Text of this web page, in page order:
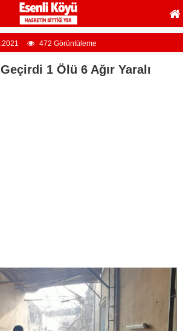
472 Görüntüleme
1 Ölü 6 Ağır Yaralı